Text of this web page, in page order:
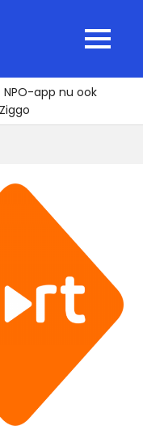
MENU
NPO-app nu ook